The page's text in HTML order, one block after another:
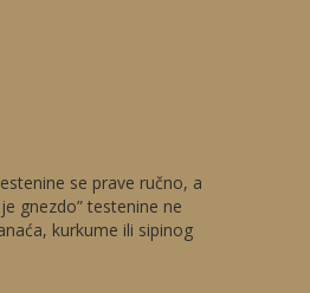
se prave ručno, a
gnezdo” testenine ne
kurkume ili sipinog